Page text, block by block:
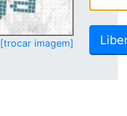
[trocar imagem]